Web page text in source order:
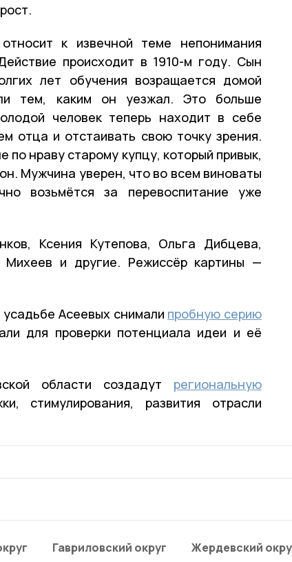
к извечной теме непонимания
происходит в 1910-м году. Сын
лет обучения возращается домой
тем, каким он уезжал. Это больше
человек теперь находит в себе
отца и отстаивать свою точку зрения.
нраву старому купцу, который привык,
Мужчина уверен, что во всем виноваты
возьмётся за перевоспитание уже
Ксения Кутепова, Ольга Дибцева,
Михеев и другие. Режиссёр картины —
Асеевых снимали пробную серию
для проверки потенциала идеи и её
области создадут региональную
стимулирования, развития отрасли
Гавриловский округ Жердевский